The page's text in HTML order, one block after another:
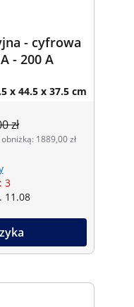
- cyfrowa
- 200 A
x 44.5 x 37.5 cm
zł
1889,00 zł
3
11.08